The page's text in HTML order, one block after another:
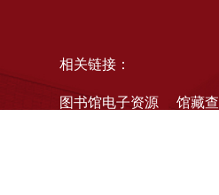
相关链接：
图书馆电子资源 馆藏